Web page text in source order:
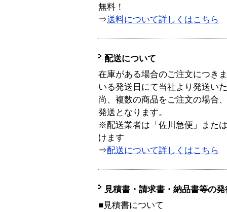
無料！
⇒送料について詳しくはこちら
配送について
在庫がある場合のご注文につき
いる発送日にて当社より発送い
尚、複数の商品をご注文の場合
発送となります。
※配送業者は「佐川急便」また
けます
⇒配送について詳しくはこちら
見積書・請求書・納品書等の
■見積書について